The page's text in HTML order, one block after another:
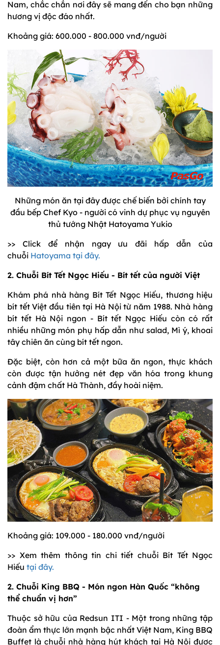
Nam, chắc chắn nơi đây sẽ mang đến cho bạn những
hương vị độc đáo nhất.
Khoảng giá: 600.000 - 800.000 vnđ/người
Những món ăn tại đây được chế biến bởi chính tay
đầu bếp Chef Kyo - người có vinh dự phục vụ nguyên
thủ tướng Nhật Hatoyama Yukio
>> Click để nhận ngay ưu đãi hấp dẫn của
chuỗi Hatoyama tại đây.
2. Chuỗi Bít Tết Ngọc Hiếu - Bít tết của người Việt
Khám phá nhà hàng Bít Tết Ngọc Hiếu, thương hiệu
bít tết Việt đầu tiên tại Hà Nội từ năm 1988. Nhà hàng
bít tết Hà Nội ngon - Bít tết Ngọc Hiếu còn có rất
nhiều những món phụ hấp dẫn như salad, Mì ý, khoai
tây chiên ăn cùng bít tết ngon.
Đặc biệt, còn hơn cả một bữa ăn ngon, thực khách
còn được tận hưởng nét đẹp văn hóa trong khung
cảnh đậm chất Hà Thành, đầy hoài niệm.
Khoảng giá: 109.000 - 180.000 vnđ/người
>> Xem thêm thông tin chi tiết chuỗi Bít Tết Ngọc
Hiếu tại đây.
2. Chuỗi King BBQ - Món ngon Hàn Quốc “không
thể chuẩn vị hơn”
Thuộc sở hữu của Redsun ITI - Một trong những tập
đoàn ẩm thực lớn mạnh bậc nhất Việt Nam, King BBQ
Buffet là chuỗi nhà hàng hút khách tại Hà Nội được